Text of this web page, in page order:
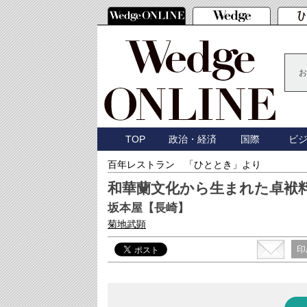
TOP 政治・経済 国際 ビ
百年レストラン 「ひととき」より
和華蘭文化から生まれた卓
坂本屋【長崎】
菊地武顕